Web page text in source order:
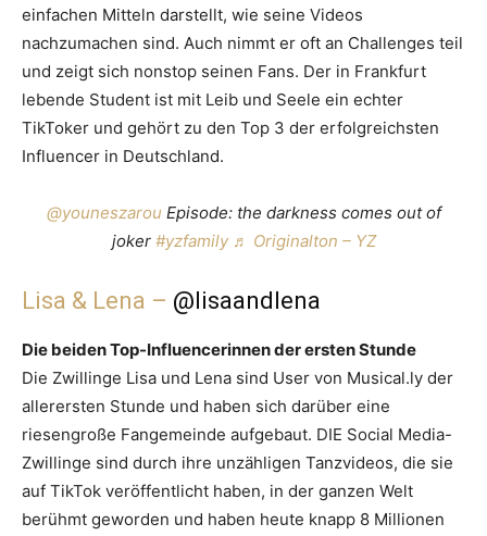
einfachen Mitteln darstellt, wie seine Videos
nachzumachen sind. Auch nimmt er oft an Challenges teil
und zeigt sich nonstop seinen Fans. Der in Frankfurt
lebende Student ist mit Leib und Seele ein echter
TikToker und gehört zu den Top 3 der erfolgreichsten
Influencer in Deutschland.
@youneszarou Episode: the darkness comes out of
joker #yzfamily ♬ Originalton – YZ
Lisa & Lena – @lisaandlena
Die beiden Top-Influencerinnen der ersten Stunde
Die Zwillinge Lisa und Lena sind User von Musical.ly der
allerersten Stunde und haben sich darüber eine
riesengroße Fangemeinde aufgebaut. DIE Social Media-
Zwillinge sind durch ihre unzähligen Tanzvideos, die sie
auf TikTok veröffentlicht haben, in der ganzen Welt
berühmt geworden und haben heute knapp 8 Millionen